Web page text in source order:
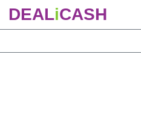
DEALiCASH